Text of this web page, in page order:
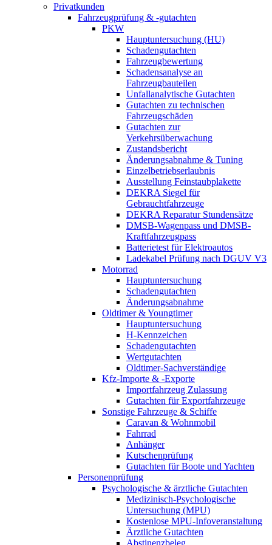
Privatkunden
Fahrzeugprüfung & -gutachten
PKW
Hauptuntersuchung (HU)
Schadengutachten
Fahrzeugbewertung
Schadensanalyse an
Fahrzeugbauteilen
Unfallanalytische Gutachten
Gutachten zu technischen
Fahrzeugschäden
Gutachten zur
Verkehrsüberwachung
Zustandsbericht
Änderungsabnahme & Tuning
Einzelbetriebserlaubnis
Ausstellung Feinstaubplakette
DEKRA Siegel für
Gebrauchtfahrzeuge
DEKRA Reparatur Stundensätze
DMSB-Wagenpass und DMSB-
Kraftfahrzeugpass
Batterietest für Elektroautos
Ladekabel Prüfung nach DGUV V3
Motorrad
Hauptuntersuchung
Schadengutachten
Änderungsabnahme
Oldtimer & Youngtimer
Hauptuntersuchung
H-Kennzeichen
Schadengutachten
Wertgutachten
Oldtimer-Sachverständige
Kfz-Importe & -Exporte
Importfahrzeug Zulassung
Gutachten für Exportfahrzeuge
Sonstige Fahrzeuge & Schiffe
Caravan & Wohnmobil
Fahrrad
Anhänger
Kutschenprüfung
Gutachten für Boote und Yachten
Personenprüfung
Psychologische & ärztliche Gutachten
Medizinisch-Psychologische
Untersuchung (MPU)
Kostenlose MPU-Infoveranstaltung
Ärztliche Gutachten
Abstinenzbeleg